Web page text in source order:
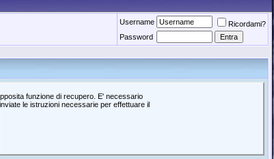
Username
Ricordami?
Password
funzione di recupero. E' necessario
le istruzioni necessarie per effettuare il